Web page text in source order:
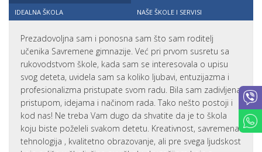
IDEALNA ŠKOLA
NAŠE ŠKOLE I SERVISI
Prezadovoljna sam i ponosna sam što sam roditelj
učenika Savremene gimnazije. Već pri prvom susretu sa
rukovodstvom škole, kada sam se interesovala o upisu
svog deteta, uvidela sam sa koliko ljubavi, entuzijazma i
profesionalizma pristupate svom radu. Bila sam zadivljena
pristupom, idejama i načinom rada. Tako nešto postoji i
kod nas! Ne treba Vam dugo da shvatite da je to škola
koju biste poželeli svakom detetu. Kreativnost, savremena
tehnologija , kvalitetno obrazovanje, ali pre svega ljudskost